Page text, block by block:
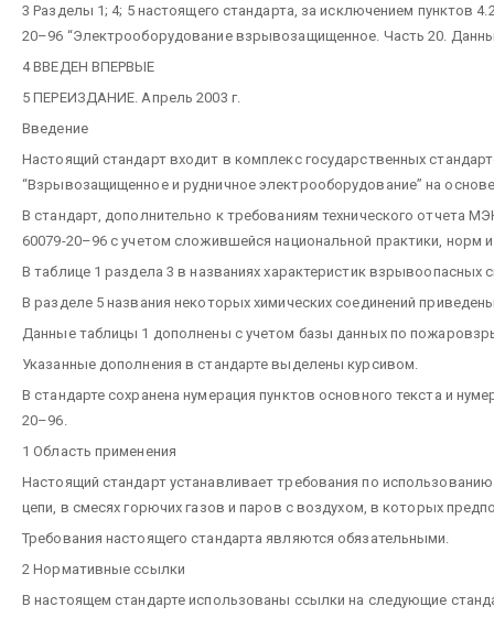
3 Разделы 1; 4; 5 настоящего стандарта, за исключением пунктов
20–96 “Электрооборудование взрывозащищенное. Часть 20.
4 ВВЕДЕН ВПЕРВЫЕ
5 ПЕРЕИЗДАНИЕ. Апрель 2003 г.
Введение
Настоящий стандарт входит в комплекс государственных
“Взрывозащищенное и рудничное электрооборудование” на
В стандарт, дополнительно к требованиям технического отчета
60079-20–96 с учетом сложившейся национальной практики, норм
В таблице 1 раздела 3 в названиях характеристик взрывоопасных
В разделе 5 названия некоторых химических соединений
Данные таблицы 1 дополнены с учетом базы данных по
Указанные дополнения в стандарте выделены курсивом.
В стандарте сохранена нумерация пунктов основного текста и
20–96.
1 Область применения
Настоящий стандарт устанавливает требования по
цепи, в смесях горючих газов и паров с воздухом, в которых
Требования настоящего стандарта являются обязательными.
2 Нормативные ссылки
В настоящем стандарте использованы ссылки на следующие